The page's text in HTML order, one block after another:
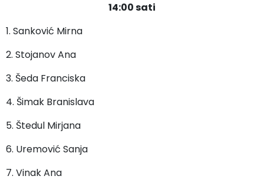
14:00 sati
1. Sanković Mirna
2. Stojanov Ana
3. Šeda Franciska
4. Šimak Branislava
5. Štedul Mirjana
6. Uremović Sanja
7. Vinak Ana